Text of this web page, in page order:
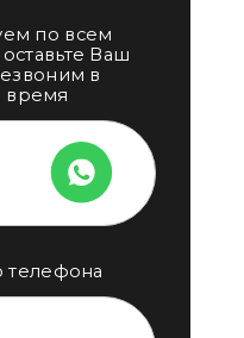
по всем
Ваш
в
телефона